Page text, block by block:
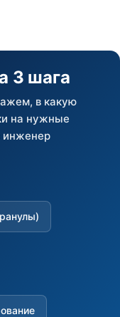
3 шага
в какую
на нужные
инженер